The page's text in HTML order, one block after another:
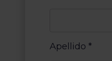
Apellido *